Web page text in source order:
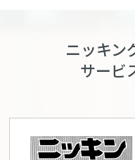
ニッキン
サービ